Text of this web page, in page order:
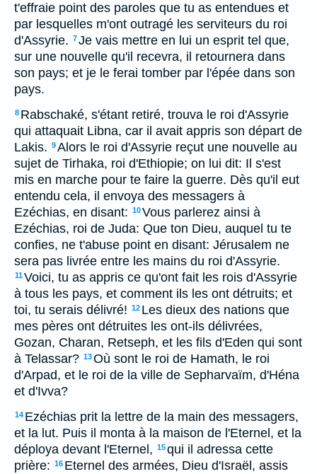
t'effraie point des paroles que tu as entendues et
par lesquelles m'ont outragé les serviteurs du roi
d'Assyrie. 7Je vais mettre en lui un esprit tel que,
sur une nouvelle qu'il recevra, il retournera dans
son pays; et je le ferai tomber par l'épée dans son
pays.
8 Rabschaké, s'étant retiré, trouva le roi d'Assyrie
qui attaquait Libna, car il avait appris son départ de
Lakis. 9Alors le roi d'Assyrie reçut une nouvelle au
sujet de Tirhaka, roi d'Ethiopie; on lui dit: Il s'est
mis en marche pour te faire la guerre. Dès qu'il eut
entendu cela, il envoya des messagers à
Ezéchias, en disant: 10Vous parlerez ainsi à
Ezéchias, roi de Juda: Que ton Dieu, auquel tu te
confies, ne t'abuse point en disant: Jérusalem ne
sera pas livrée entre les mains du roi d'Assyrie.
11Voici, tu as appris ce qu'ont fait les rois d'Assyrie
à tous les pays, et comment ils les ont détruits; et
toi, tu serais délivré! 12 Les dieux des nations que
mes pères ont détruites les ont-ils délivrées,
Gozan, Charan, Retseph, et les fils d'Eden qui sont
à Telassar? 13Où sont le roi de Hamath, le roi
d'Arpad, et le roi de la ville de Sepharvaïm, d'Héna
et d'Ivva?
14 Ezéchias prit la lettre de la main des messagers,
et la lut. Puis il monta à la maison de l'Eternel, et la
déploya devant l'Eternel, 15qui il adressa cette
prière: 16 Eternel des armées, Dieu d'Israël, assis